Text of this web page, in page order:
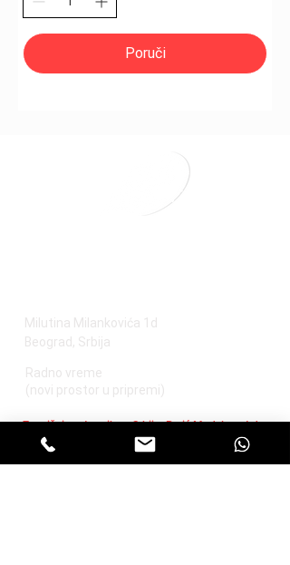
Poruči
Milutina Milankovića 1d
Beograd, Srbija
Radno vreme
(novi prostor u pripremi)
Zvanični zastupnik za Srbiju, Perić Modelsport d.o.o.